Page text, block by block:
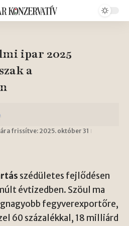
ipar 2025
a
frissítve: 2025. október 31
szédületes fejlődésen
évtizedben. Szöul ma
fegyverexportőre,
60 százalékkal, 18 milliárd